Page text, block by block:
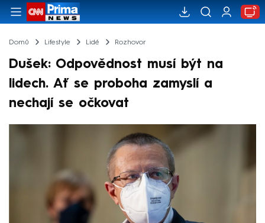
Domů Lifestyle Lidé Rozhovor
Dušek: Odpovědnost musí být na
lidech. Ať se proboha zamyslí a
nechají se očkovat